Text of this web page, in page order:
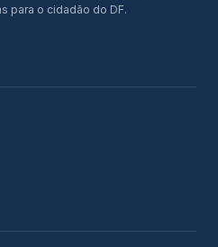
para o cidadão do DF.